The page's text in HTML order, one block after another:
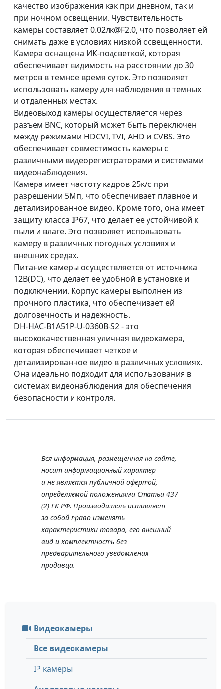
качество изображения как при дневном, так и
при ночном освещении. Чувствительность
камеры составляет 0.02лк@F2.0, что позволяет ей
снимать даже в условиях низкой освещенности.
Камера оснащена ИК-подсветкой, которая
обеспечивает видимость на расстоянии до 30
метров в темное время суток. Это позволяет
использовать камеру для наблюдения в темных
и отдаленных местах.
Видеовыход камеры осуществляется через
разъем BNC, который может быть переключен
между режимами HDCVI, TVI, AHD и CVBS. Это
обеспечивает совместимость камеры с
различными видеорегистраторами и системами
видеонаблюдения.
Камера имеет частоту кадров 25к/c при
разрешении 5Мп, что обеспечивает плавное и
детализированное видео. Кроме того, она имеет
защиту класса IP67, что делает ее устойчивой к
пыли и влаге. Это позволяет использовать
камеру в различных погодных условиях и
внешних средах.
Питание камеры осуществляется от источника
12В(DC), что делает ее удобной в установке и
подключении. Корпус камеры выполнен из
прочного пластика, что обеспечивает ей
долговечность и надежность.
DH-HAC-B1A51P-U-0360B-S2 - это
высококачественная уличная видеокамера,
которая обеспечивает четкое и
детализированное видео в различных условиях.
Она идеально подходит для использования в
системах видеонаблюдения для обеспечения
безопасности и контроля.
Вся информация, размещенная на сайте,
носит информационный характер
и не является публичной офертой,
определяемой положениями Статьи 437
(2) ГК РФ. Производитель оставляет
за собой право изменять
характеристики товара, его внешний
вид и комплектность без
предварительного уведомления
продавца.
Видеокамеры
Все видеокамеры
IP камеры